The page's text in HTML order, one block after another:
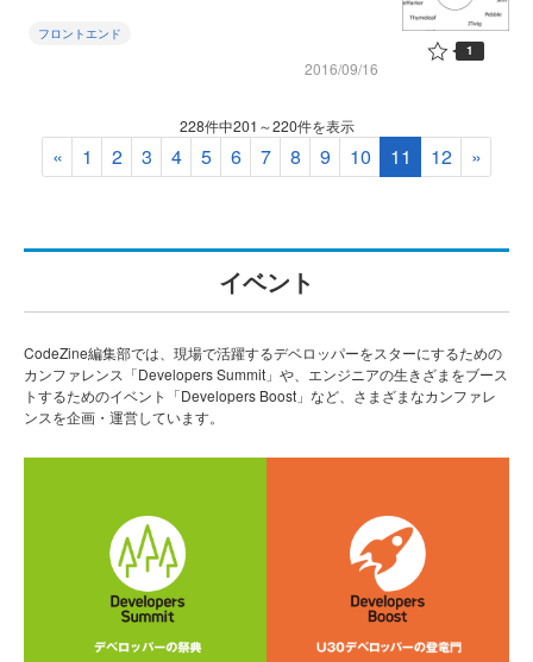
フロントエンド
2016/09/16
1
228件中201～220件を表示
« 1 2 3 4 5 6 7 8 9 10 11 12 »
イベント
CodeZine編集部では、現場で活躍するデベロッパーをスターにするための
カンファレンス「Developers Summit」や、エンジニアの生きざまをブース
トするためのイベント「Developers Boost」など、さまざまなカンファレ
ンスを企画・運営しています。